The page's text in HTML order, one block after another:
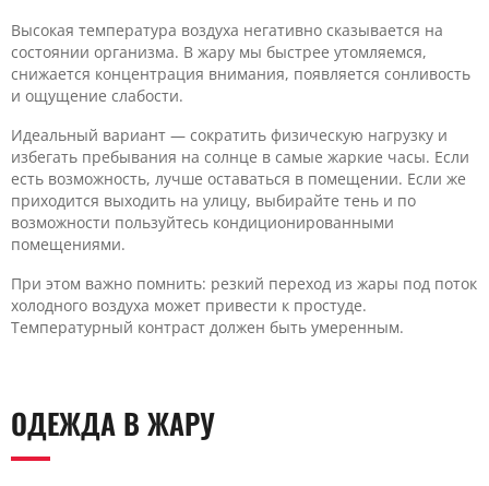
Высокая температура воздуха негативно сказывается на
состоянии организма. В жару мы быстрее утомляемся,
снижается концентрация внимания, появляется сонливость
и ощущение слабости.
Идеальный вариант — сократить физическую нагрузку и
избегать пребывания на солнце в самые жаркие часы. Если
есть возможность, лучше оставаться в помещении. Если же
приходится выходить на улицу, выбирайте тень и по
возможности пользуйтесь кондиционированными
помещениями.
При этом важно помнить: резкий переход из жары под поток
холодного воздуха может привести к простуде.
Температурный контраст должен быть умеренным.
ОДЕЖДА В ЖАРУ